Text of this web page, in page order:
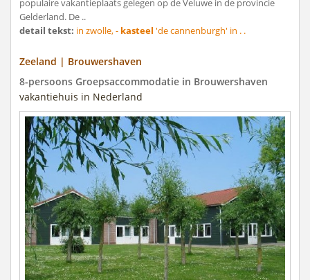
populaire vakantieplaats gelegen op de Veluwe in de provincie
Gelderland. De ..
detail tekst: in zwolle, - kasteel 'de cannenburgh' in . .
Zeeland | Brouwershaven
8-persoons Groepsaccommodatie in Brouwershaven
vakantiehuis in Nederland